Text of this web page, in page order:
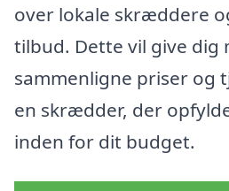
over lokale skræddere
tilbud. Dette vil give dig
sammenligne priser og
en skrædder, der
inden for dit budget.